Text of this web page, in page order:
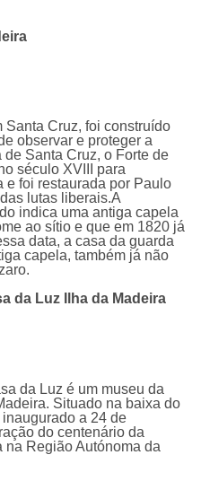
Santa Cruz, foi construído
observar e proteger a
Santa Cruz, o Forte de
século XVIII para
e foi restaurada por Paulo
lutas liberais.A
indica uma antiga capela
ao sítio e que em 1820 já
data, a casa da guarda
capela, também já não
da Luz Ilha da Madeira
da Luz é um museu da
Situado na baixa do
a 24 de
do centenário da
na Região Autónoma da